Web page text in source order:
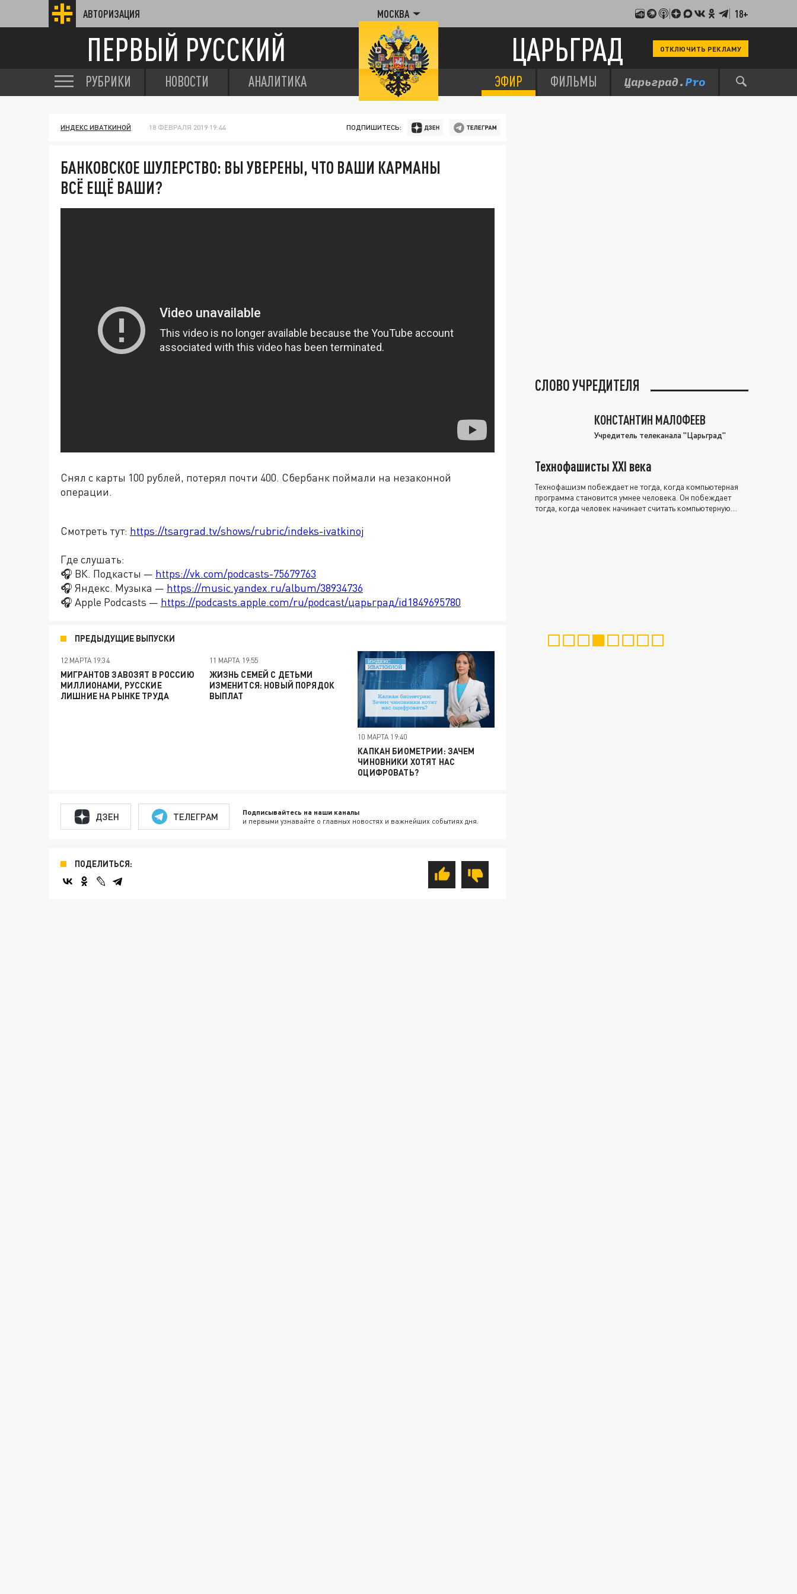
АВТОРИЗАЦИЯ МОСКВА 18+
ПЕРВЫЙ РУССКИЙ ЦАРЬГРАД ОТКЛЮЧИТЬ РЕКЛАМУ
РУБРИКИ НОВОСТИ АНАЛИТИКА ЭФИР ФИЛЬМЫ
ИНДЕКС ИВАТКИНОЙ 18 ФЕВРАЛЯ 2019 19:44 ПОДПИШИТЕСЬ:
БАНКОВСКОЕ ШУЛЕРСТВО: ВЫ УВЕРЕНЫ, ЧТО ВАШИ КАРМАНЫ
ВСЁ ЕЩЁ ВАШИ?
Снял с карты 100 рублей, потерял почти 400. Сбербанк поймали на незаконной
операции.
Смотреть тут: https://tsargrad.tv/shows/rubric/indeks-ivatkinoj
Где слушать:
🎧 ВК. Подкасты — https://vk.com/podcasts-75679763
🎧 Яндекс. Музыка — https://music.yandex.ru/album/38934736
🎧 Apple Podcasts — https://podcasts.apple.com/ru/podcast/царьград/id1849695780
ПРЕДЫДУЩИЕ ВЫПУСКИ
12 МАРТА 19:34
МИГРАНТОВ ЗАВОЗЯТ В РОССИЮ
МИЛЛИОНАМИ, РУССКИЕ
ЛИШНИЕ НА РЫНКЕ ТРУДА
11 МАРТА 19:55
ЖИЗНЬ СЕМЕЙ С ДЕТЬМИ
ИЗМЕНИТСЯ: НОВЫЙ ПОРЯДОК
ВЫПЛАТ
10 МАРТА 19:40
КАПКАН БИОМЕТРИИ: ЗАЧЕМ
ЧИНОВНИКИ ХОТЯТ НАС
ОЦИФРОВАТЬ?
ДЗЕН ТЕЛЕГРАМ Подписывайтесь на наши каналы
и первыми узнавайте о главных новостях и важнейших событиях дня.
ПОДЕЛИТЬСЯ:
СЛОВО УЧРЕДИТЕЛЯ
КОНСТАНТИН МАЛОФЕЕВ
Учредитель телеканала "Царьград"
Технофашисты XXI века
Технофашизм побеждает не тогда, когда компьютерная
программа становится умнее человека. Он побеждает
тогда, когда человек начинает считать компьютерную